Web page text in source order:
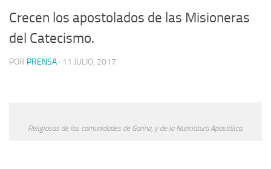
Crecen los apostolados de las Misioneras
del Catecismo.
POR PRENSA · 11 JULIO, 2017
Religiosas de las comunidades de Gorina, y de la Nunciatura Apostólica.